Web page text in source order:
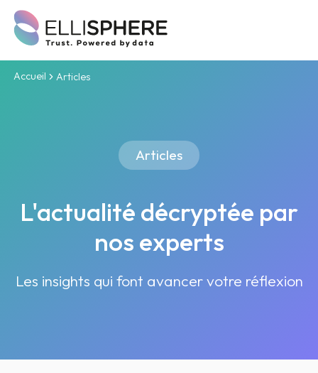
Accueil Articles
Articles
L'actualité décryptée par
nos experts
Les insights qui font avancer votre réflexion